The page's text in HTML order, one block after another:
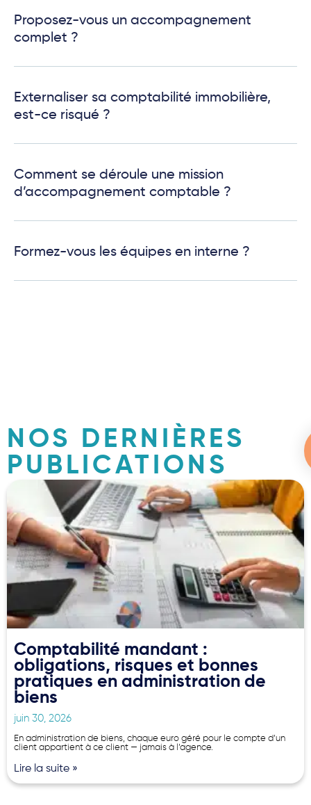
Proposez-vous un accompagnement
complet ?
Externaliser sa comptabilité immobilière,
est-ce risqué ?
Comment se déroule une mission
d’accompagnement comptable ?
Formez-vous les équipes en interne ?
NOS DERNIÈRES
PUBLICATIONS
Comptabilité mandant :
obligations, risques et bonnes
pratiques en administration de
biens
juin 30, 2026
En administration de biens, chaque euro géré pour le compte d’un
client appartient à ce client — jamais à l’agence.
Lire la suite »